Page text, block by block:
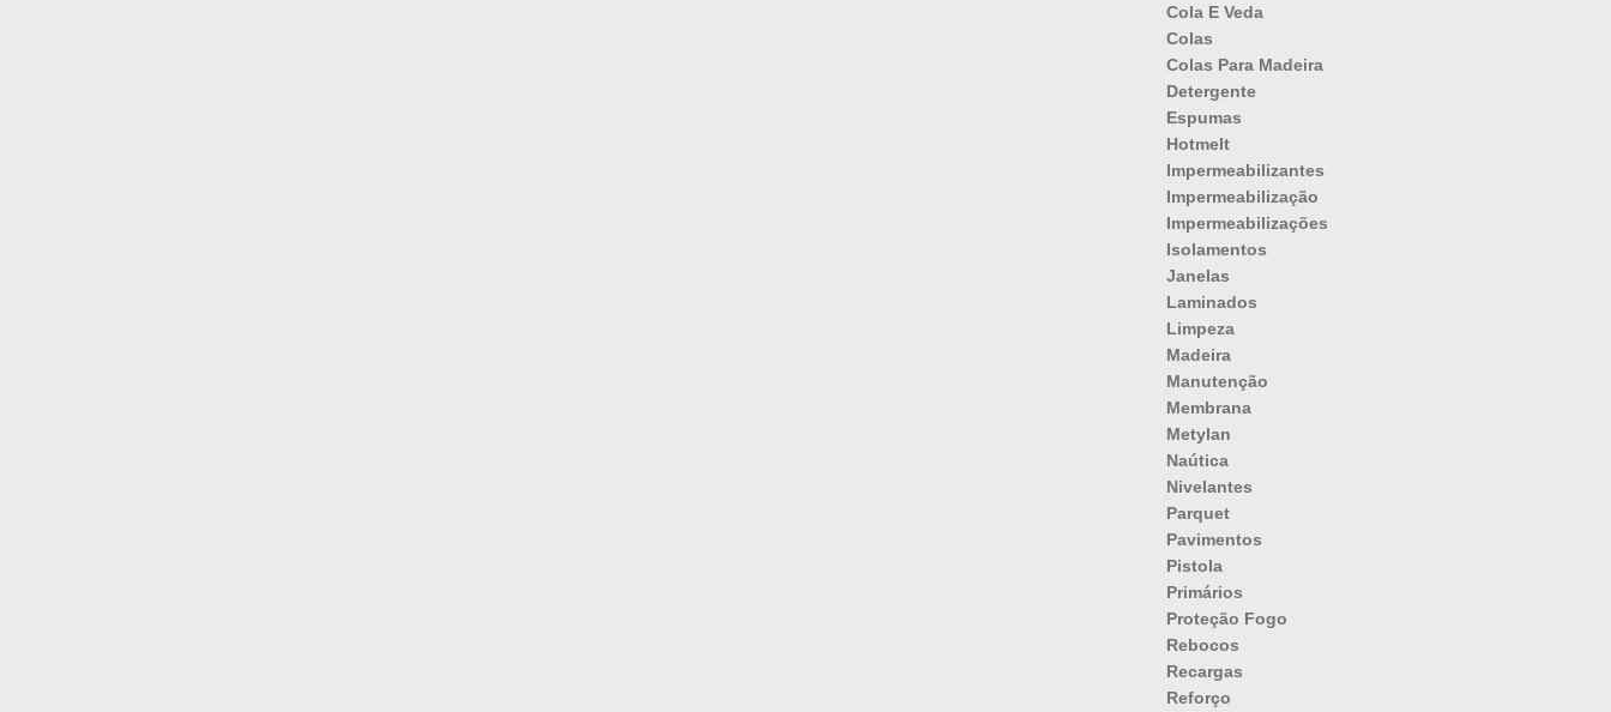
Cola E Veda
Colas
Colas Para Madeira
Detergente
Espumas
Hotmelt
Impermeabilizantes
Impermeabilização
Impermeabilizações
Isolamentos
Janelas
Laminados
Limpeza
Madeira
Manutenção
Membrana
Metylan
Naútica
Nivelantes
Parquet
Pavimentos
Pistola
Primários
Proteção Fogo
Rebocos
Recargas
Reforço